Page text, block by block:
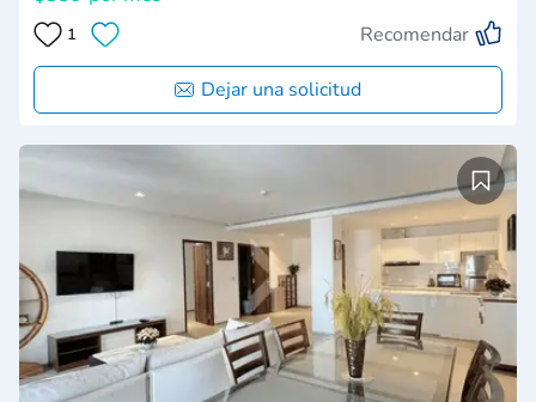
1 Recomendar
Dejar una solicitud